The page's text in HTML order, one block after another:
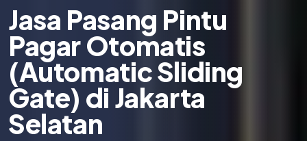
Jasa Pasang Pintu
Pagar Otomatis
(Automatic Sliding
Gate) di Jakarta
Selatan